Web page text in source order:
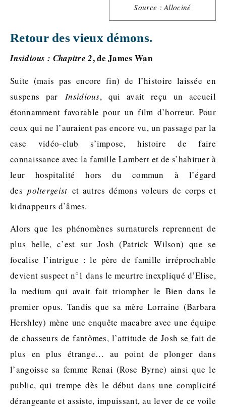
Source : Allociné
Retour des vieux démons.
Insidious : Chapitre 2, de James Wan
Suite (mais pas encore fin) de l’histoire laissée en
suspens parInsidious, qui avait reçu un accueil
étonnamment favorable pour un film d’horreur. Pour
ceux qui ne l’auraient pas encore vu, un passage par la
case vidéo-club s’impose, histoire de faire
connaissance avec la famille Lambert et de s’habituer à
leur hospitalité hors du commun à l’égard
despoltergeist et autres démons voleurs de corps et
kidnappeurs d’âmes.
Alors que les phénomènes surnaturels reprennent de
plus belle, c’est sur Josh (Patrick Wilson) que se
focalise l’intrigue : le père de famille irréprochable
devient suspect n°1 dans le meurtre inexpliqué d’Elise,
la medium qui avait fait triompher le Bien dans le
premier opus. Tandis que sa mère Lorraine (Barbara
Hershley) mène une enquête macabre avec une équipe
de chasseurs de fantômes, l’attitude de Josh se fait de
plus en plus étrange… au point de plonger dans
l’angoisse sa femme Renai (Rose Byrne) ainsi que le
public, qui trempe dès le début dans une complicité
dérangeante et assiste, impuissant, au lever de ce voile